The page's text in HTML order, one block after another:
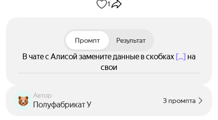
1
Промпт Результат
В чате с Алисой замените данные в скобках [...] на
свои
Автор
Полуфабрикат У 3 промпта